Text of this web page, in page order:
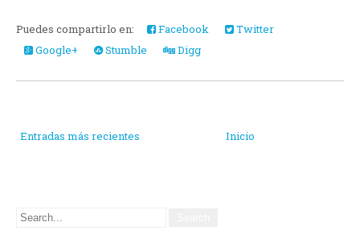
Puedes compartirlo en: Facebook
Twitter
Google+
Stumble Digg
Entradas más recientes Inicio